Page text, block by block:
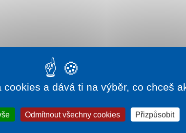
cookies a dává ti na výběr, co chceš
Odmítnout všechny cookies Přizpůsobit